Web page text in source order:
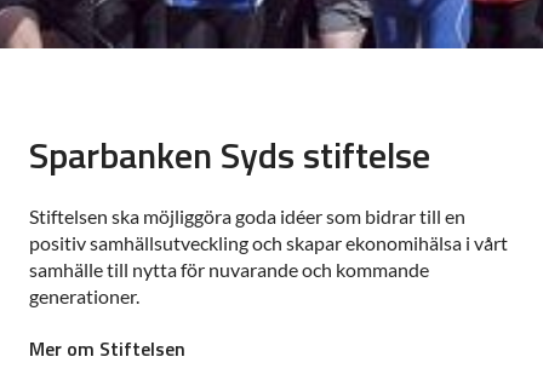
Sparbanken Syds stiftelse
Stiftelsen ska möjliggöra goda idéer som bidrar till en
positiv samhällsutveckling och skapar ekonomihälsa i vårt
samhälle till nytta för nuvarande och kommande
generationer.
Mer om Stiftelsen